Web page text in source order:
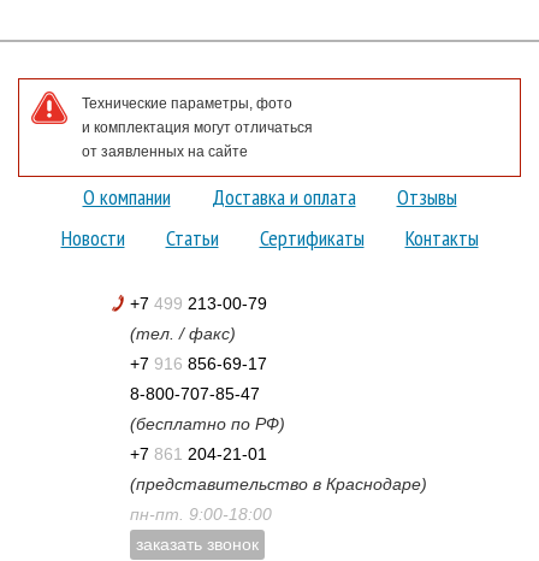
Технические параметры, фото
и комплектация могут отличаться
от заявленных на сайте
О компании Доставка и оплата
Отзывы
Новости
Статьи Сертификаты Контакты
+7 499 213-00-79
(тел. / факс)
+7 916 856-69-17
8-800-707-85-47
(бесплатно по РФ)
+7 861 204-21-01
(представительство в Краснодаре)
пн-пт. 9:00-18:00
заказать звонок